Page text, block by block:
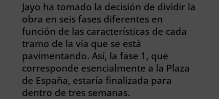
Jayo ha tomado la decisión de dividir la
obra en seis fases diferentes en
función de las características de cada
tramo de la vía que se está
pavimentando. Así, la fase 1, que
corresponde esencialmente a la Plaza
de España, estaría finalizada para
dentro de tres semanas.